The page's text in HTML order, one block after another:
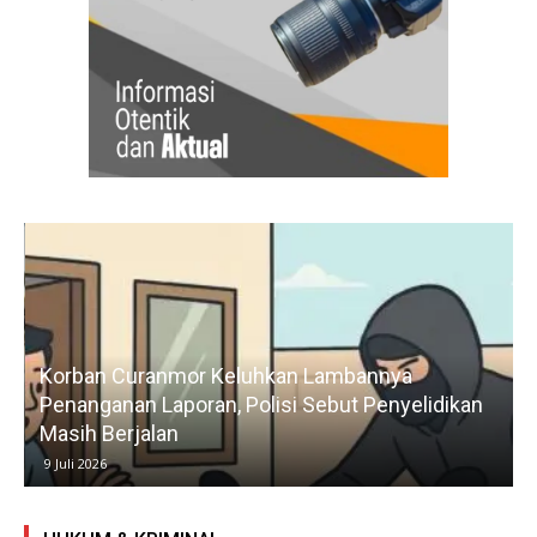
Korban Curanmor Keluhkan Lambannya
Penanganan Laporan, Polisi Sebut Penyelidikan
Masih Berjalan
9 Juli 2026